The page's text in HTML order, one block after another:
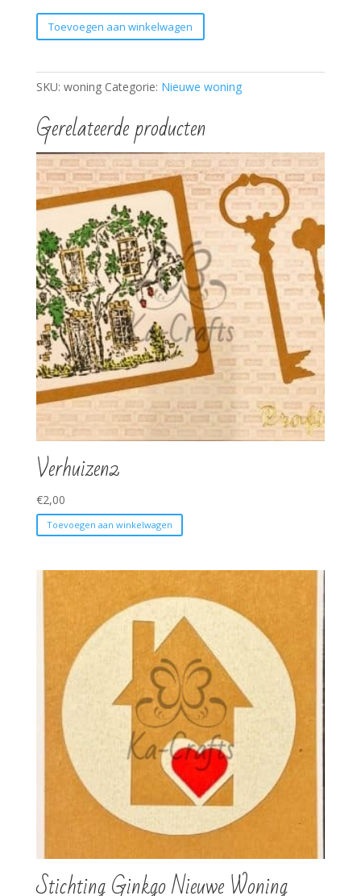
Nieuwe
woning
Toevoegen aan winkelwagen
SKU: woning Categorie: Nieuwe woning
Gerelateerde producten
Verhuizen2
€2,00
Toevoegen aan winkelwagen
Stichting Ginkgo Nieuwe Woning